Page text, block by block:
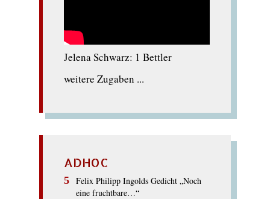
Jelena Schwarz: 1 Bettler
weitere Zugaben ...
ADHOC
Felix Philipp Ingolds Gedicht „Noch
eine fruchtbare…“